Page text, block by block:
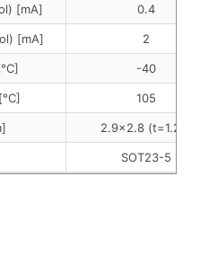
[mA] 0.4
[mA] 2
-40
105
2.9x2.8 (t=1.25)
SOT23-5